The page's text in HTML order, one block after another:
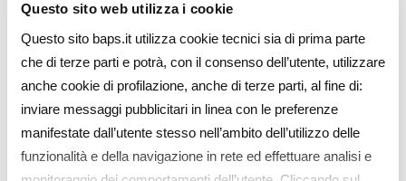
Questo sito web utilizza i cookie
Questo sito baps.it utilizza cookie tecnici sia di prima parte
che di terze parti e potrà, con il consenso dell’utente, utilizzare
anche cookie di profilazione, anche di terze parti, al fine di:
inviare messaggi pubblicitari in linea con le preferenze
manifestate dall’utente stesso nell’ambito dell’utilizzo delle
funzionalità e della navigazione in rete ed effettuare analisi e
Il 50% sono contributi a fondo perduto
Il 50% è un finanziamento bancario garantito
dal Fondo di Garanzia per le PMI e gli interessi
sono a carico di Invitalia